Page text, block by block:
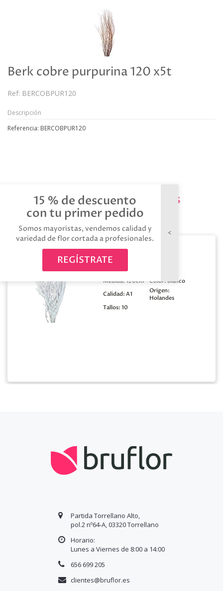
15 % de descuento
con tu primer pedido
Somos mayoristas, vendemos calidad y
variedad de flor cortada a profesionales.
REGÍSTRATE
Berk cobre purpurina 120 x5t
Ref: BERCOBPUR120
Descripción
Referencia: BERCOBPUR120
Productos relacionados
Berk nieve 120
Medida: 120cm Color: Blanco
Calidad:A1
Origen:
Holandes
Tallos:10
Partida Torrellano Alto,
pol.2 nº64-A, 03320 Torrellano
Horario:
Lunes a Viernes de 8:00 a 14:00
656 699 205
clientes@bruflor.es